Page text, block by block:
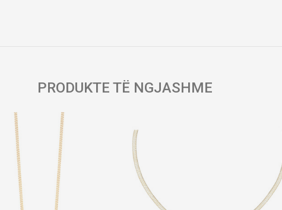
PRODUKTE TË NGJASHME